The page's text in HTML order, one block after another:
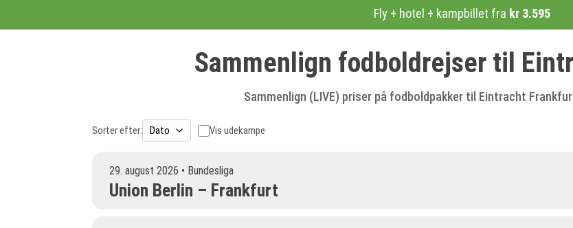
Fly + hotel + kampbillet fra kr 3.595
Sammenlign fodboldrejser til
Sammenlign (LIVE) priser på fodboldpakker til Eintracht
Sorter efter: Vis udekampe
29. august 2026 • Bundesliga
Union Berlin – Frankfurt